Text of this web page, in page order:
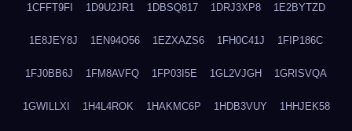
1CFFT9FI 1D9U2JR1 1DBSQ817 1DRJ3XP8 1E2BYTZD
1E8JEY8J 1EN94O56 1EZXAZS6 1FH0C41J 1FIP186C
1FJ0BB6J 1FM8AVFQ 1FP03I5E 1GL2VJGH 1GRISVQA
1GWILLXI 1H4L4ROK 1HAKMC6P 1HDB3VUY 1HHJEK58